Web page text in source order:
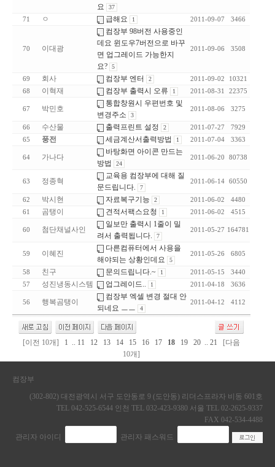
요
37
71 ㅇ 급해요 1 2011-09-07 3466
70 이대광
컴장부 98버전 사용중인
데요 윈도우7버전으로 바꾸
면 업그레이드 가능한지
요?
5
2011-09-06 3508
69 회사 컴장부 엔터 2 2011-09-02
10321
68
이혁재 컴장부 출력시 오류 1 2011-08-31 22375
67 박민호
통합창원시 우편번호 및
변경주소
3
2011-08-06 3275
66 수산물 출력프린트 설정 2 2011-07-27
7929
65
풍전 세금계산서출력방법 1 2011-07-04 3363
64 가나다
바탕화면 아이콘 만드는
방법
24
2011-06-20 80738
63 정종혁
교육용 컴장부에 대해 질
문드립니다.
7
2011-06-14 60550
62 박시현 자료복구기능 2 2011-06-02
4480
61
곰탱이 견적서팩스요청 1 2011-06-02 4515
60 첨단채널사인
일보만 출력시 1줄이 밀
려서 출력됩니다.
7
2011-05-27 164781
59 이혜진
다른컴퓨터에서 사용을
해야되는 상황인데요
5
2011-05-26 6805
58 친구 문의드립니다.~ 1 2011-05-15
3440
57
성진냉동시스템 업그레이드.. 1 2011-04-18 3636
56 행복곰탱이
컴장부 엑셀 변경 절대 안
되네요 ㅡㅡ
4
2011-04-12 4112
[이전 10개] 1 .. 11 12 13 14 15 16 17 18 19 20 .. 21
[다음
10개]
컴장부
(302-802) 대전광역시 서구 도안동로 9 (도안동) 리더스프라자 비동 601호
TEL 042-525-6544 인천 TEL 032-423-9380 서울 TEL 02-2625-9337
FAX 042-534-4488
관리자 아이디
관리자 패스워드